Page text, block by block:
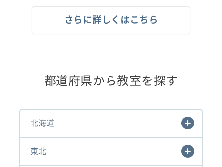
さらに詳しくはこちら
都道府県から教室を探す
北海道
東北